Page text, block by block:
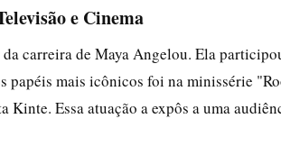
e Cinema
carreira de Maya Angelou. Ela
papéis mais icônicos foi na minissérie
Kinte. Essa atuação a expôs a uma